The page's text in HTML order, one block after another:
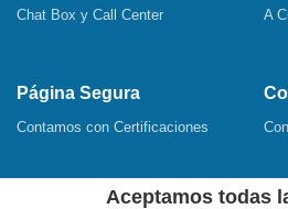
Chat Box y Call Center A
Página Segura
Contamos con Certificaciones
Aceptamos todas